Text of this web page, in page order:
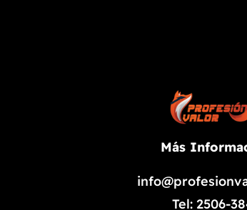
Más
Tel: 2506-